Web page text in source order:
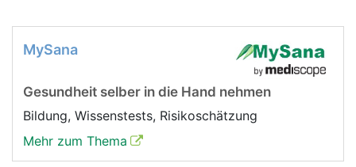
MySana
Gesundheit selber in die Hand nehmen
Bildung, Wissenstests, Risikoschätzung
Mehr zum Thema